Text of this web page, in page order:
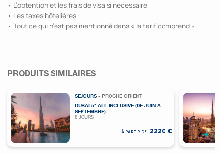
• L’obtention et les frais de visa si nécessaire
• Les taxes hôtelières
• Tout ce qui n’est pas mentionné dans « le tarif comprend »
PRODUITS SIMILAIRES
SEJOURS - PROCHE ORIENT
DUBAÏ 5* ALL INCLUSIVE (DE JUIN À
SEPTEMBRE)
8 JOURS
À PARTIR DE 2220 €